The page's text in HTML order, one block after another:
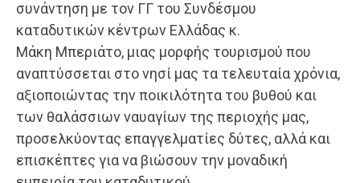
συνάντηση με τον ΓΓ του Συνδέσμου
καταδυτικών κέντρων Ελλάδας κ.
Μάκη Μπεριάτο, μιας μορφής τουρισμού που
αναπτύσσεται στο νησί μας τα τελευταία χρόνια,
αξιοποιώντας την ποικιλότητα του βυθού και
των θαλάσσιων ναυαγίων της περιοχής μας,
προσελκύοντας επαγγελματίες δύτες, αλλά και
επισκέπτες για να βιώσουν την μοναδική